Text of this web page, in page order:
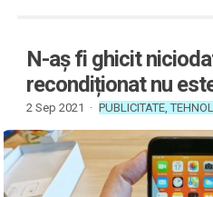
N-aș fi ghicit
recondiționat nu
2 Sep 2021 · PUBLICITATE,